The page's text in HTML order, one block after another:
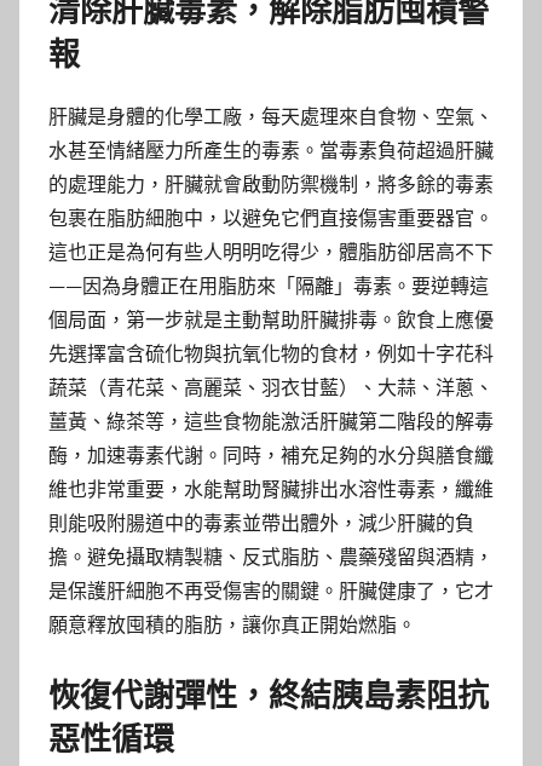
清除肝臟毒素，解除脂肪囤積警
報
肝臟是身體的化學工廠，每天處理來自食物、空氣、
水甚至情緒壓力所產生的毒素。當毒素負荷超過肝臟
的處理能力，肝臟就會啟動防禦機制，將多餘的毒素
包裹在脂肪細胞中，以避免它們直接傷害重要器官。
這也正是為何有些人明明吃得少，體脂肪卻居高不下
——因為身體正在用脂肪來「隔離」毒素。要逆轉這
個局面，第一步就是主動幫助肝臟排毒。飲食上應優
先選擇富含硫化物與抗氧化物的食材，例如十字花科
蔬菜（青花菜、高麗菜、羽衣甘藍）、大蒜、洋蔥、
薑黃、綠茶等，這些食物能激活肝臟第二階段的解毒
酶，加速毒素代謝。同時，補充足夠的水分與膳食纖
維也非常重要，水能幫助腎臟排出水溶性毒素，纖維
則能吸附腸道中的毒素並帶出體外，減少肝臟的負
擔。避免攝取精製糖、反式脂肪、農藥殘留與酒精，
是保護肝細胞不再受傷害的關鍵。肝臟健康了，它才
願意釋放囤積的脂肪，讓你真正開始燃脂。
恢復代謝彈性，終結胰島素阻抗
惡性循環